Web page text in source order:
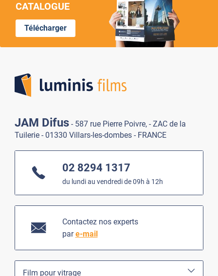
CATALOGUE
Télécharger
JAM Difus - 587 rue Pierre Poivre, - ZAC de la
Tuilerie - 01330 Villars-les-dombes - FRANCE
02 8294 1317
du lundi au vendredi de 09h à 12h
Contactez nos experts
pare-mail
Film pour vitrage